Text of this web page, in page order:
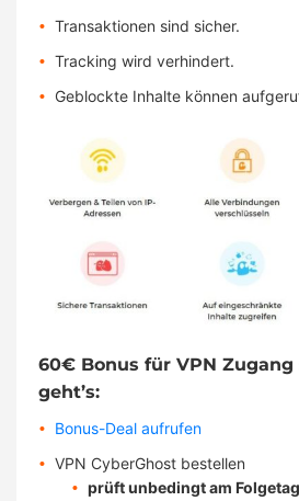
Transaktionen sind sicher.
Tracking wird verhindert.
Geblockte Inhalte können
60€ Bonus für VPN Zugang
geht’s:
Bonus-Deal aufrufen
VPN CyberGhost bestellen
prüft unbedingt am